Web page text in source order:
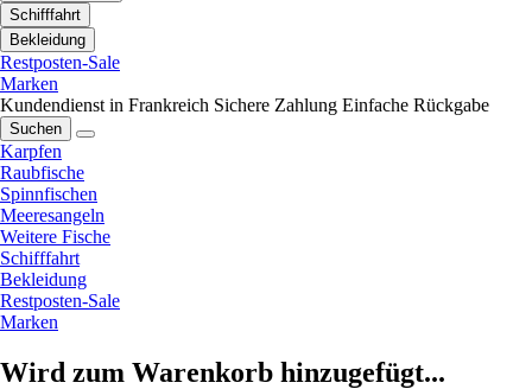
Schifffahrt
Bekleidung
Restposten-Sale
Marken
Kundendienst in Frankreich Sichere Zahlung Einfache Rückgabe
Suchen
Karpfen
Raubfische
Spinnfischen
Meeresangeln
Weitere Fische
Schifffahrt
Bekleidung
Restposten-Sale
Marken
Wird zum Warenkorb hinzugefügt...